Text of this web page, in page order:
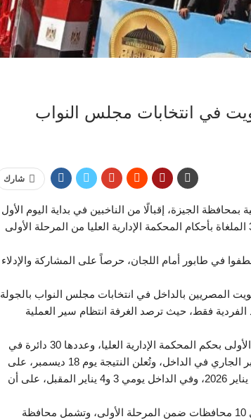
في انتخابات مجلس النواب
شارك
الجيزة، إقبالًا من الناخبين في بداية اليوم الأول
لفتح باب التصويت في انتخابات مجلس النواب في الدوائر الـ30 الملغاة بأحكام المحكمة الإدارية العليا من المرحلة الأولى
في طابور أمام اللجان، حرصاً على المشاركة والإدلاء
المصريين بالداخل في انتخابات مجلس النواب بالجولة
المقاعد الفردية فقط، حيث ترصد الغرفة انتظام سير العملية
وتُجرى انتخابات مجلس النواب في الدوائر الملغاة من المرحلة الأولى بحكم المحكمة الإدارية العليا، وعددها 30 دائرة في
10 محافظات يومي الأربعاء والخميس الموافقين 10 و11 ديسمبر الجاري في الداخل، وتُعلن النتيجة يوم 18 ديسمبر، على
أن تجرى جولة الإعادة في الخارج يومي 31 ديسمبر الجاري، و1 يناير 2026، وفي الداخل يومي 3 و4 يناير المقبل، على أن
وتجرى الانتخابات على المقاعد الفردية فقط في 30 دائرة داخل 10 محافظات ضمن المرحلة الأولى، وتشمل محافظة